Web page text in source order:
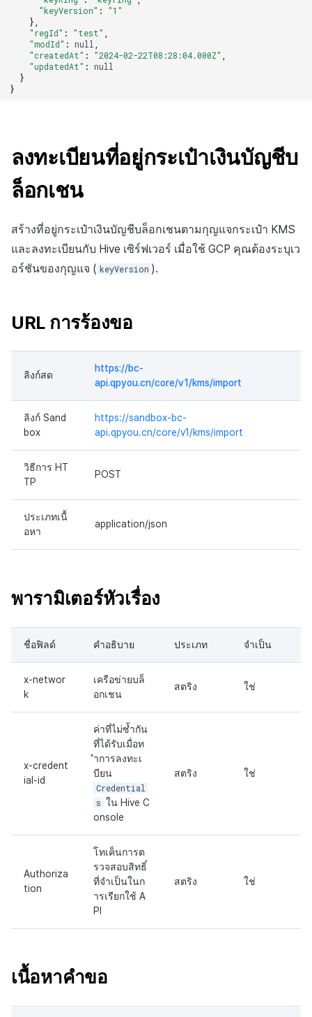
"keyVersion" :
"1"
},
"regId" : "test"
"modId" : null
"createdAt" : "2024-02-22T08:28:04.000Z"
"updatedAt" : null
}
}
ลงทะเบียนที่อยู่กระเป๋าเงินบัญชีบ
ล็อกเชน
สร้างที่อยู่กระเป๋าเงินบัญชีบล็อกเชนตามกุญแจกระเป๋า KMS
และลงทะเบียนกับ Hive เซิร์ฟเวอร์ เมื่อใช้ GCP คุณต้องระบุเว
อร์ชันของกุญแจ ( keyVersion ).
URL การร้องขอ
ลิงก์สด
https://bc-
api.qpyou.cn/core/v1/kms/import
ลิงก์ Sand
box
https://sandbox-bc-
api.qpyou.cn/core/v1/kms/import
วิธีการ HT
TP
POST
ประเภทเนื้
อหา
application/json
พารามิเตอร์หัวเรื่อง
ชื่อฟิลด์ คำอธิบาย ประเภท จำเป็น
x-networ
k
เครือข่ายบล็
อกเชน
สตริง ใช่
x-credent
ial-id
ค่าที่ไม่ซ้ำกัน
ที่ได้รับเมื่อท
ำการลงทะเ
บียน
Credential
s ใน Hive C
onsole
สตริง ใช่
Authoriza
tion
โทเค็นการต
รวจสอบสิทธิ์
ที่จำเป็นในก
ารเรียกใช้ A
PI
สตริง ใช่
เนื้อหาคำขอ